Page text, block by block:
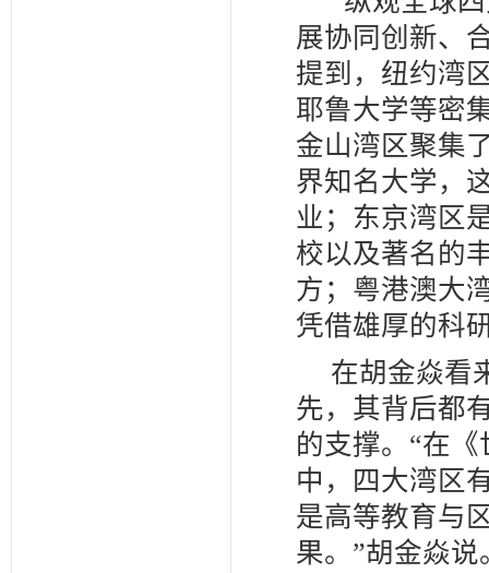
展协同创新、
提到，纽约湾
耶鲁大学等密
金山湾区聚集
界知名大学，
业；东京湾区
校以及著名的
方；粤港澳大
凭借雄厚的科
在胡金焱看
先，其背后都
的支撑。“在
中，四大湾区
是高等教育与
果。”胡金焱说